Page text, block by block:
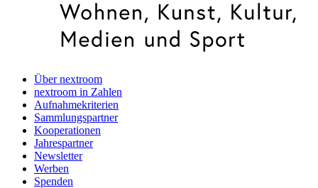
Über nextroom
nextroom in Zahlen
Aufnahmekriterien
Sammlungspartner
Kooperationen
Jahrespartner
Newsletter
Werben
Spenden